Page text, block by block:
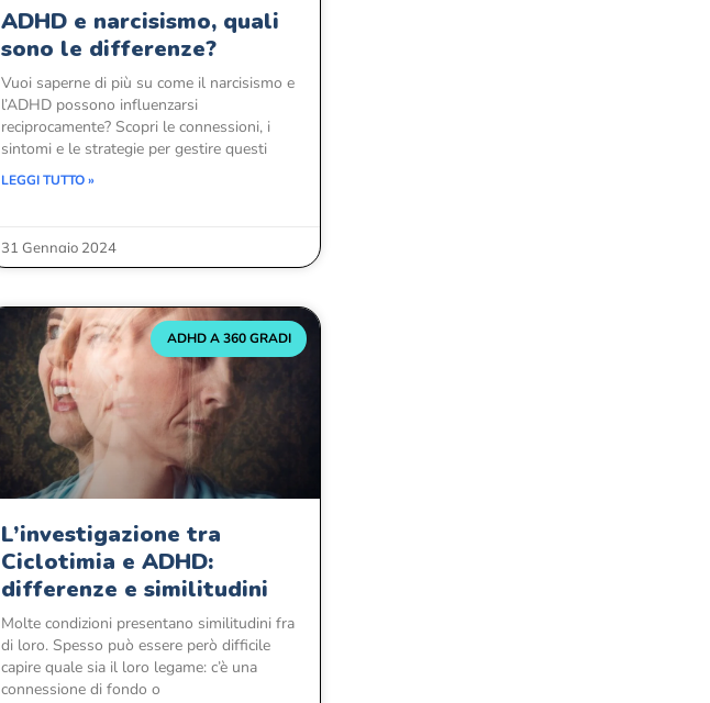
ADHD e narcisismo, quali
sono le differenze?
Vuoi saperne di più su come il narcisismo e
l’ADHD possono influenzarsi
reciprocamente? Scopri le connessioni, i
sintomi e le strategie per gestire questi
LEGGI TUTTO »
31 Gennaio 2024
ADHD A 360 GRADI
L’investigazione tra
Ciclotimia e ADHD:
differenze e similitudini
Molte condizioni presentano similitudini fra
di loro. Spesso può essere però difficile
capire quale sia il loro legame: c’è una
connessione di fondo o